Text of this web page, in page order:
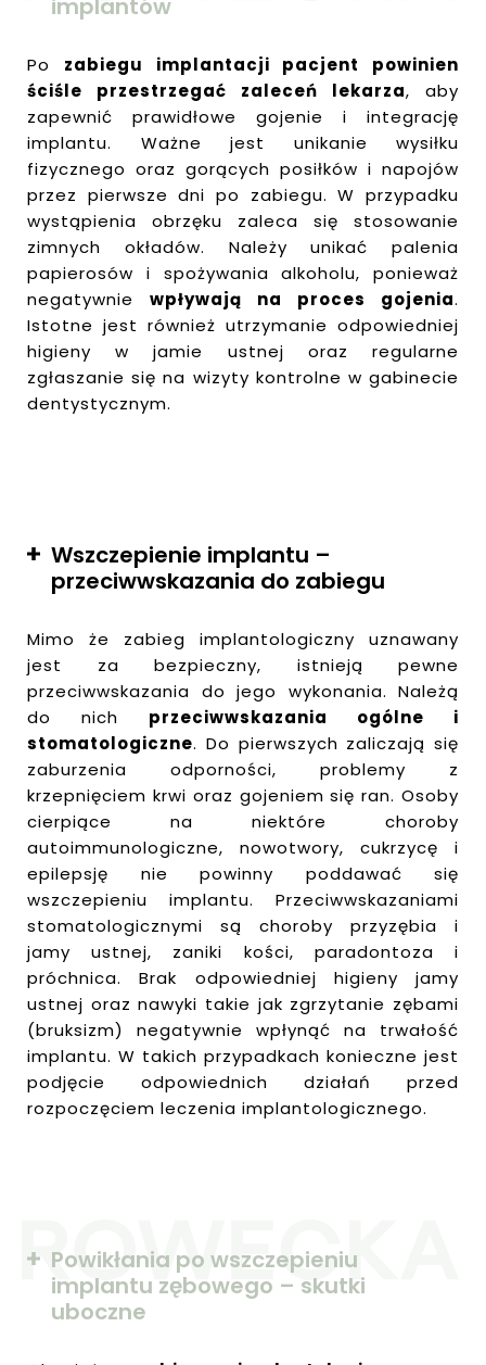
implantów
Po zabiegu implantacji pacjent powinien
ściśle przestrzegać zaleceń lekarza, aby
zapewnić prawidłowe gojenie i integrację
implantu. Ważne jest unikanie wysiłku
fizycznego oraz gorących posiłków i napojów
przez pierwsze dni po zabiegu. W przypadku
wystąpienia obrzęku zaleca się stosowanie
zimnych okładów. Należy unikać palenia
papierosów i spożywania alkoholu, ponieważ
negatywnie wpływają na proces gojenia.
Istotne jest również utrzymanie odpowiedniej
higieny w jamie ustnej oraz regularne
zgłaszanie się na wizyty kontrolne w gabinecie
dentystycznym.
Wszczepienie implantu –
przeciwwskazania do zabiegu
Mimo że zabieg implantologiczny uznawany
jest za bezpieczny, istnieją pewne
przeciwwskazania do jego wykonania. Należą
do nich przeciwwskazania ogólne i
stomatologiczne. Do pierwszych zaliczają się
zaburzenia odporności, problemy z
krzepnięciem krwi oraz gojeniem się ran. Osoby
cierpiące na niektóre choroby
autoimmunologiczne, nowotwory, cukrzycę i
epilepsję nie powinny poddawać się
wszczepieniu implantu. Przeciwwskazaniami
stomatologicznymi są choroby przyzębia i
jamy ustnej, zaniki kości, paradontoza i
próchnica. Brak odpowiedniej higieny jamy
ustnej oraz nawyki takie jak zgrzytanie zębami
(bruksizm) negatywnie wpłynąć na trwałość
implantu. W takich przypadkach konieczne jest
podjęcie odpowiednich działań przed
rozpoczęciem leczenia implantologicznego.
Powikłania po wszczepieniu
implantu zębowego – skutki
uboczne